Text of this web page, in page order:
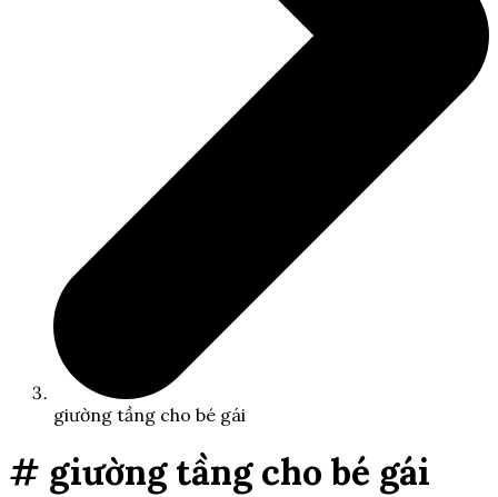
giường tầng cho bé gái
# giường tầng cho bé gái